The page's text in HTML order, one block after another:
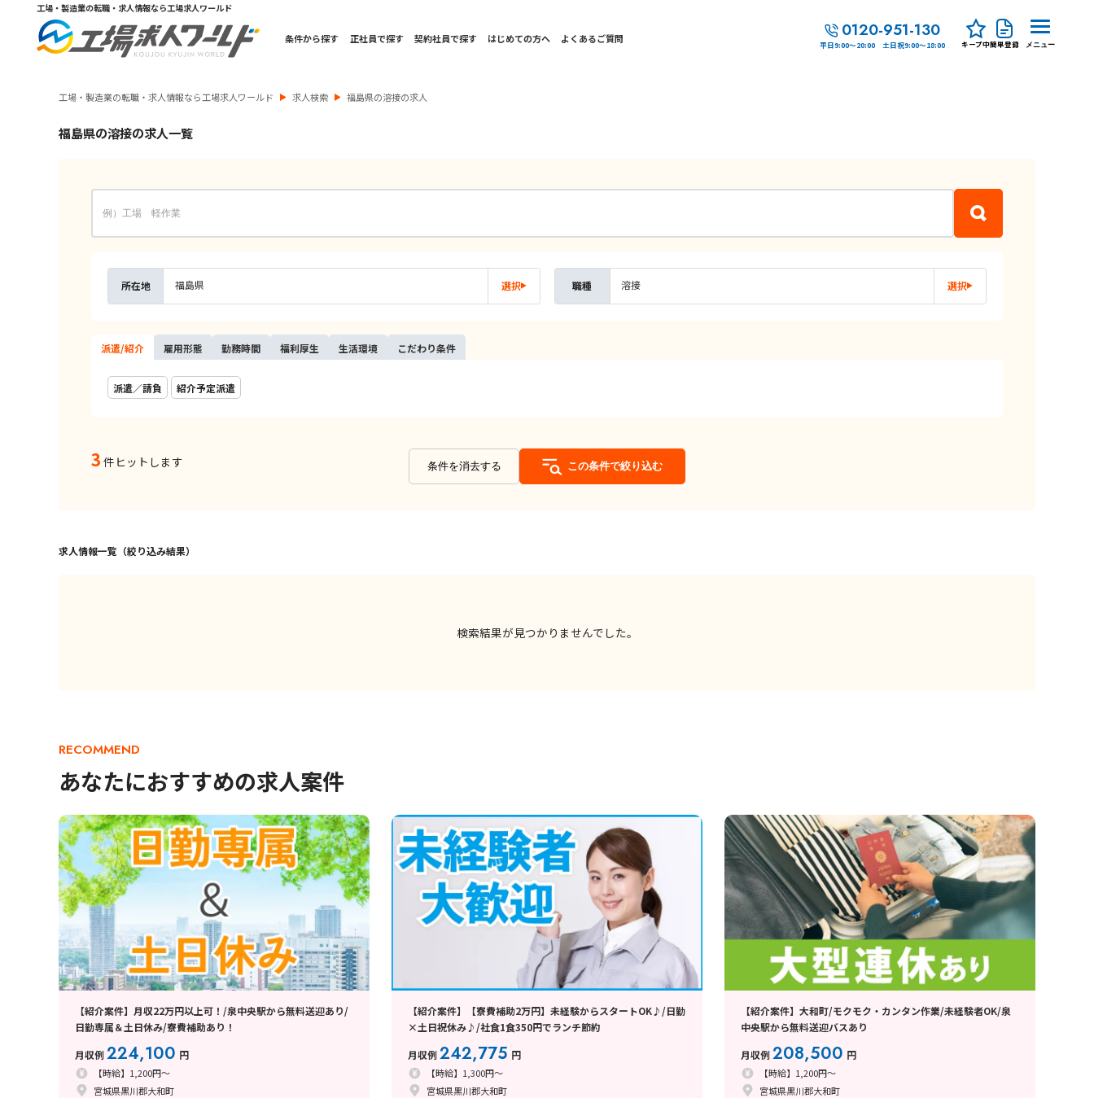
工場・製造業の転職・求人情報なら工場求人ワールド
条件から探す 正社員で探す 契約社員で探す はじめての方へ よくあるご質問 0120-951-130
平日9:00～20:00 土日祝9:00～18:00 キープ中簡単登録 メニュー
工場・製造業の転職・求人情報なら工場求人ワールド 求人検索 福島県の溶接の求人
福島県の溶接の求人一覧
所在地 福島県 選択 職種 溶接 選択
派遣/紹介 雇用形態 勤務時間 福利厚生 生活環境 こだわり条件
派遣／請負 紹介予定派遣
3 件ヒットします 条件を消去する この条件で絞り込む
求人情報一覧（絞り込み結果）
検索結果が見つかりませんでした。
RECOMMEND
あなたにおすすめの求人案件
【紹介案件】月収22万円以上可！/泉中央駅から無料送迎あり/
日勤専属＆土日休み/寮費補助あり！
月収例224,100 円
【時給】1,200円～
宮城県黒川郡大和町
【紹介案件】【寮費補助2万円】未経験からスタートOK♪/日勤
×土日祝休み♪/社食1食350円でランチ節約
月収例242,775 円
【時給】1,300円～
宮城県黒川郡大和町
【紹介案件】大和町/モクモク・カンタン作業/未経験者OK/泉
中央駅から無料送迎バスあり
月収例208,500 円
【時給】1,200円～
宮城県黒川郡大和町